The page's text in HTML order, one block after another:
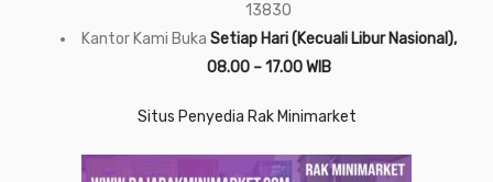
13830
Kantor Kami Buka Setiap Hari (Kecuali Libur Nasional),
08.00 – 17.00 WIB
Situs Penyedia Rak Minimarket